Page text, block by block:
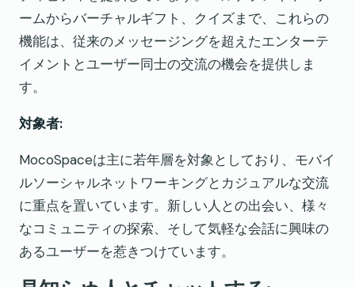
ームからバーチャルギフト、クイズまで、これらの
機能は、従来のメッセージングを超えたエンターテ
イメントとユーザー同士の交流の機会を提供しま
す。
対象者:
MocoSpaceは主に若年層を対象としており、モバイ
ルソーシャルネットワーキングとカジュアルな交流
に重点を置いています。新しい人との出会い、様々
なコミュニティの探索、そして気軽な会話に興味の
あるユーザーを惹きつけています。